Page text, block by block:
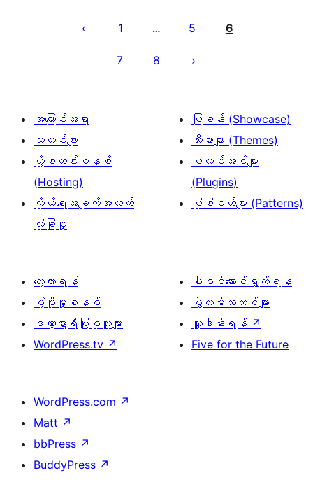
စာမျက်နှာ
1 … 5 6
7 8
အကြောင်းအရာ
သတင်းများ
ဟို့စတင်းစနစ်
(Hosting)
ကိုယ်ရေးအချက်အလက်
လုံခြုံမှု
ပြခန်း (Showcase)
သီးမားများ (Themes)
ပလပ်အင်များ
(Plugins)
ပုံစံငယ်များ (Patterns)
လေ့လာရန်
ပံ့ပိုးမှုစနစ်
ဒဏ္ဍာရီပြုစုသူများ
WordPress.tv ↗
ပါဝင်ဆောင်ရွက်ရန်
ပွဲလမ်းသဘင်များ
လှူဒါန်းရန် ↗
Five for the Future
WordPress.com ↗
Matt ↗
bbPress ↗
BuddyPress ↗